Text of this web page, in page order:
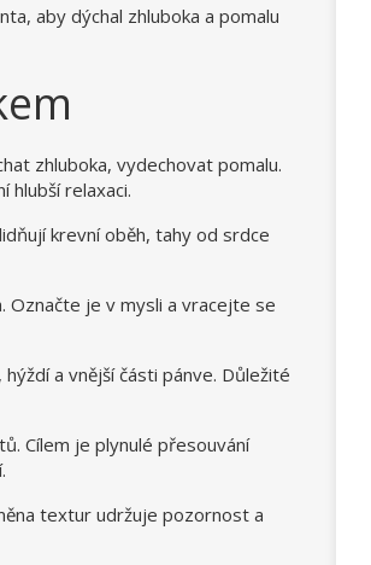
aby dýchal zhluboka a pomalu
zhluboka, vydechovat pomalu.
hlubší relaxaci.
krevní oběh, tahy od srdce
Označte je v mysli a vracejte se
a vnější části pánve. Důležité
Cílem je plynulé přesouvání
textur udržuje pozornost a